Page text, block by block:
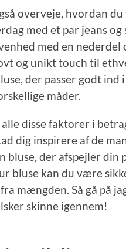
overveje, hvordan
med et par jeans
med en
og unikt touch til
der passer godt ind
måder.
disse faktorer i
dig inspirere af de
bluse, der afspejler din
bluse kan du være
mængden. Så gå på
skinne igennem!